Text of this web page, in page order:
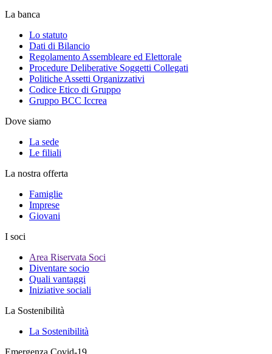
La banca
Lo statuto
Dati di Bilancio
Regolamento Assembleare ed Elettorale
Procedure Deliberative Soggetti Collegati
Politiche Assetti Organizzativi
Codice Etico di Gruppo
Gruppo BCC Iccrea
Dove siamo
La sede
Le filiali
La nostra offerta
Famiglie
Imprese
Giovani
I soci
Area Riservata Soci
Diventare socio
Quali vantaggi
Iniziative sociali
La Sostenibilità
La Sostenibilità
Emergenza Covid-19